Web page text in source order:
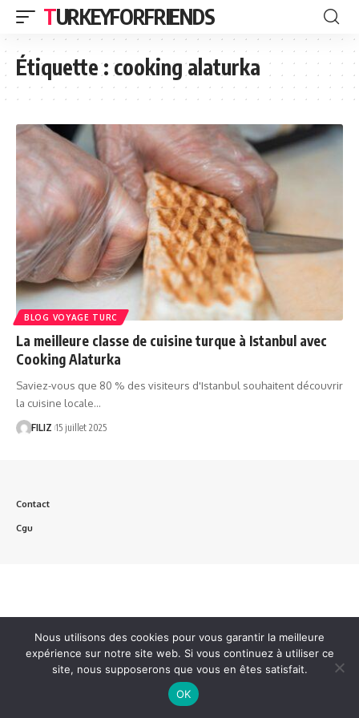
TURKEYFORFRIENDS
Étiquette :cooking alaturka
BLOG VOYAGE TURC
La meilleure classe de cuisine turque à Istanbul avec
Cooking Alaturka
Saviez-vous que 80 % des visiteurs d'Istanbul souhaitent découvrir
la cuisine locale…
FILIZ 15 juillet 2025
Contact
Cgu
Nous utilisons des cookies pour vous garantir la meilleure
expérience sur notre site web. Si vous continuez à utiliser ce
site, nous supposerons que vous en êtes satisfait.
OK